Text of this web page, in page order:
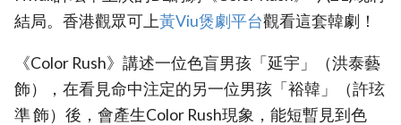
結局。香港觀眾可上黃Viu煲劇平台觀看這套韓劇！
《Color Rush》講述一位色盲男孩「延宇」（洪泰藝
飾），在看見命中注定的另一位男孩「裕韓」（許玹
準 飾）後，會產生Color Rush現象，能短暫見到色